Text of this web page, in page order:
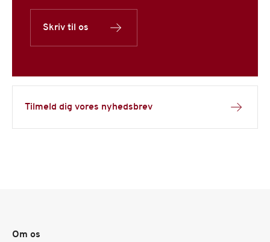
Tilmeld dig vores nyhedsbrev
Skriv til os
Om os